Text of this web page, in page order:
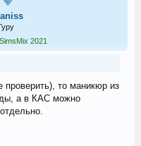
2021
то маникюр из
а в КАС можно